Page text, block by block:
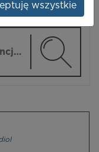
wszystkie